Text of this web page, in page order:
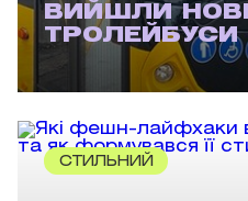
ВИЙШЛИ НОВІ
ТРОЛЕЙБУСИ
СТИЛЬНИЙ